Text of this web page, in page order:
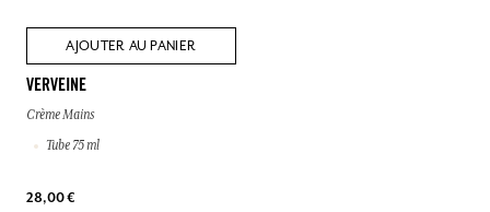
AJOUTER AU PANIER
VERVEINE
Crème Mains
Tube 75 ml
28,00 €